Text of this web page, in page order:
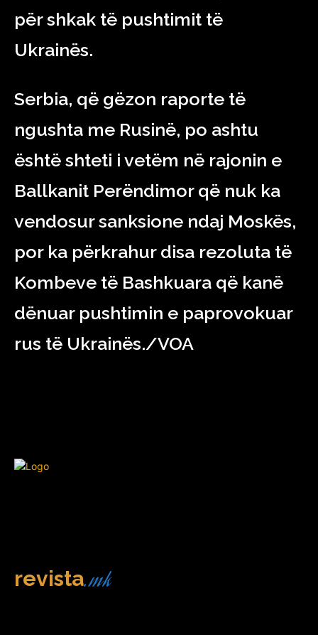
për shkak të pushtimit të
Ukrainës.
Serbia, që gëzon raporte të
ngushta me Rusinë, po ashtu
është shteti i vetëm në rajonin e
Ballkanit Perëndimor që nuk ka
vendosur sanksione ndaj Moskës,
por ka përkrahur disa rezoluta të
Kombeve të Bashkuara që kanë
dënuar pushtimin e paprovokuar
rus të Ukrainës./VOA
revista.mk